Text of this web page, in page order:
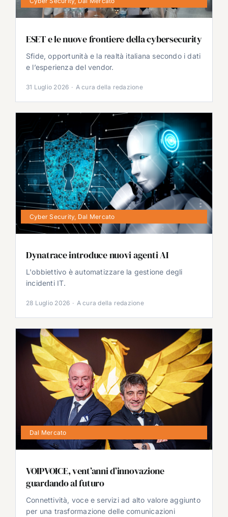
ESET e le nuove frontiere della cybersecurity
Sfide, opportunità e la realtà italiana secondo i dati
e l’esperienza del vendor.
31 Luglio 2026 · A cura della redazione
Cyber Security, Dal Mercato
Dynatrace introduce nuovi agenti AI
L'obbiettivo è automatizzare la gestione degli
incidenti IT.
28 Luglio 2026 · A cura della redazione
Dal Mercato
VOIPVOICE, vent’anni d’innovazione
guardando al futuro
Connettività, voce e servizi ad alto valore aggiunto
per una trasformazione delle comunicazioni